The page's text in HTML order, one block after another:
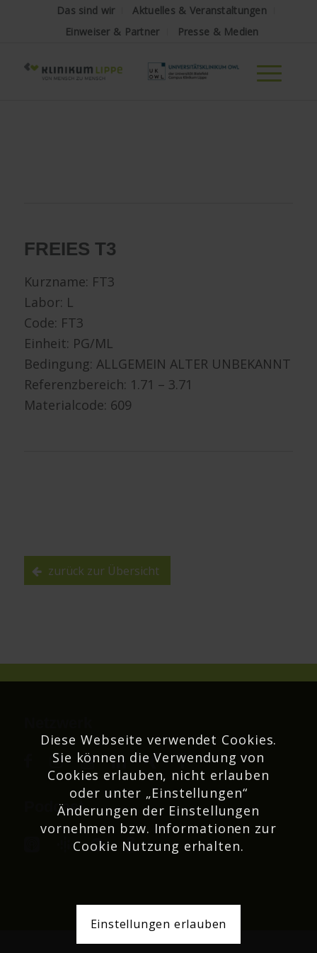
Das sind wir
Aktuelles & Veranstaltungen
Einweiser & Partner
Presse & Medien
FREIES T3
Kurzname: FT3
Labor: L
Code: FT3
Einheit: PG/ML
Bedingung: ALLGEMEIN ALTER UNBEKANNT
Referenzbereich: 1.71 – 3.71
Materialcode: 609
zurück zur Übersicht
Podcast
Diese Webseite verwendet Cookies.
Sie können die Verwendung von
Cookies erlauben, nicht erlauben
oder unter „Einstellungen“
Änderungen der Einstellungen
vornehmen bzw. Informationen zur
Cookie Nutzung erhalten.
Einstellungen erlauben